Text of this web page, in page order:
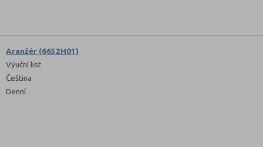
Aranžér (6652H01)
Výuční list
Čeština
Denní